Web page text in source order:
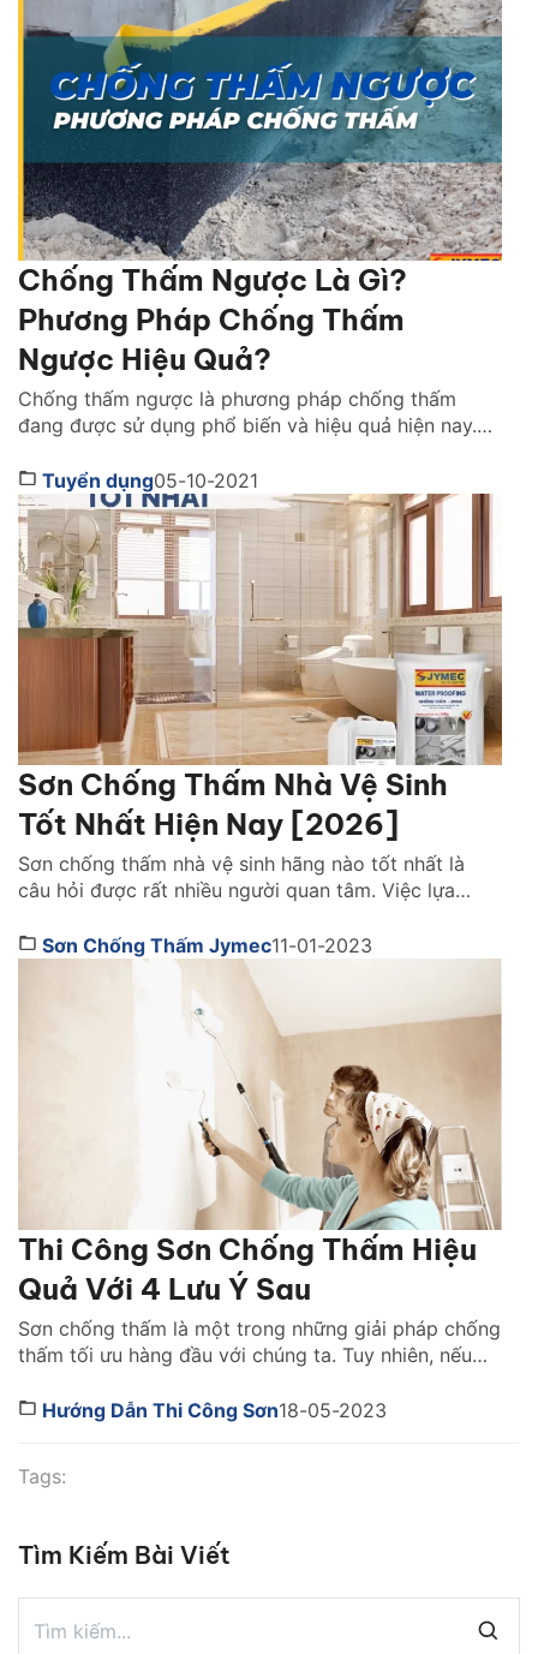
Chống Thấm Ngược Là Gì?
Phương Pháp Chống Thấm
Ngược Hiệu Quả?
Chống thấm ngược là phương pháp chống thấm
đang được sử dụng phổ biến và hiệu quả hiện nay.
tuyệt vời cho người dùng. Vậy phương pháp chống
thấm này hiệu quả ra sao, chống thấm như thế nào?
Cùng tìm hiểu ngay qua bài […]
Tuyển dụng05-10-2021
Sơn Chống Thấm Nhà Vệ Sinh
Tốt Nhất Hiện Nay [2026]
Sơn chống thấm nhà vệ sinh hãng nào tốt nhất là
câu hỏi được rất nhiều người quan tâm. Việc lựa
ngăn chặn tình trạng thấm nước, bong tróc gạch,
nấm mốc và xuống cấp công trình sau thời gian sử
dụng. Cùng chúng tôi đánh giá chi […]
Sơn Chống Thấm Jymec11-01-2023
Thi Công Sơn Chống Thấm Hiệu
Quả Với 4 Lưu Ý Sau
Sơn chống thấm là một trong những giải pháp chống
thấm tối ưu hàng đầu với chúng ta. Tuy nhiên, nếu
sẽ không đạt hiệu quả thi công 100%. Vậy, làm thế
Hướng Dẫn Thi Công Sơn18-05-2023
Tags:
Tìm Kiếm Bài Viết